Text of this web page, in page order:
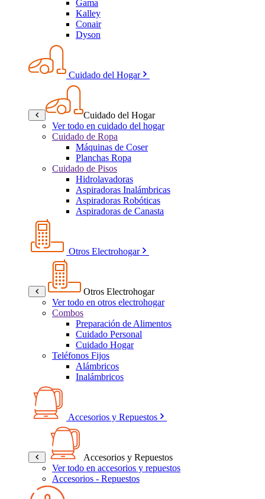
Gama
Kalley
Conair
Dyson
Cuidado del Hogar
Cuidado del Hogar
Ver todo en cuidado del hogar
Cuidado de Ropa
Máquinas de Coser
Planchas Ropa
Cuidado de Pisos
Hidrolavadoras
Aspiradoras Inalámbricas
Aspiradoras Robóticas
Aspiradoras de Canasta
Otros Electrohogar
Otros Electrohogar
Ver todo en otros electrohogar
Combos
Preparación de Alimentos
Cuidado Personal
Cuidado Hogar
Teléfonos Fijos
Alámbricos
Inalámbricos
Accesorios y Repuestos
Accesorios y Repuestos
Ver todo en accesorios y repuestos
Accesorios - Repuestos